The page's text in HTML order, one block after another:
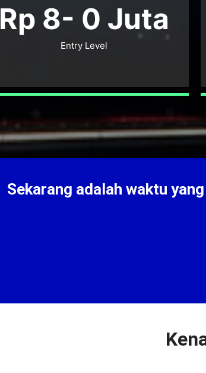
Rp 8- 0 Juta
Entry Level
Sekarang adalah waktu